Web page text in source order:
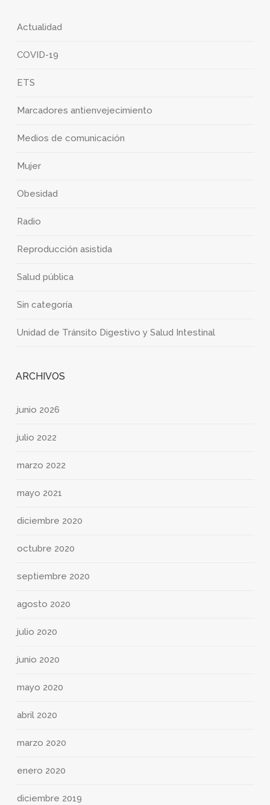
Actualidad
COVID-19
ETS
Marcadores antienvejecimiento
Medios de comunicación
Mujer
Obesidad
Radio
Reproducción asistida
Salud pública
Sin categoría
Unidad de Tránsito Digestivo y Salud Intestinal
ARCHIVOS
junio 2026
julio 2022
marzo 2022
mayo 2021
diciembre 2020
octubre 2020
septiembre 2020
agosto 2020
julio 2020
junio 2020
mayo 2020
abril 2020
marzo 2020
enero 2020
diciembre 2019